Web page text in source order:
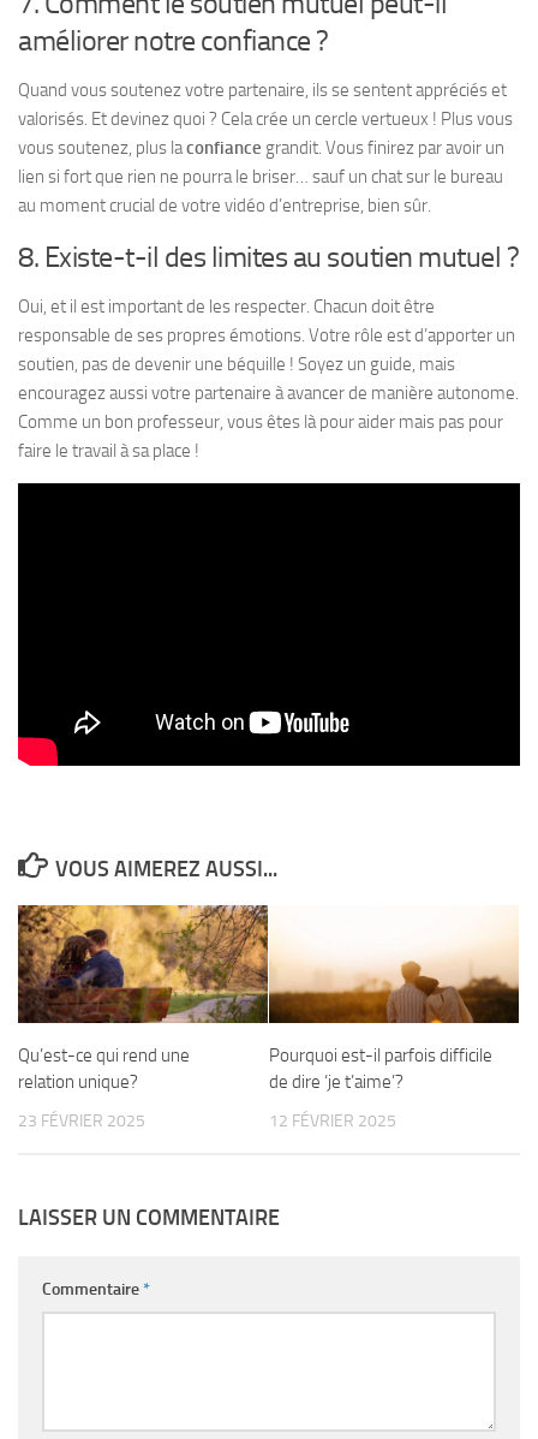
améliorer notre confiance ?
Quand vous soutenez votre partenaire, ils se sentent appréciés et
valorisés. Et devinez quoi ? Cela crée un cercle vertueux ! Plus vous
vous soutenez, plus laconfiance grandit. Vous finirez par avoir un
lien si fort que rien ne pourra le briser… sauf un chat sur le bureau
au moment crucial de votre vidéo d’entreprise, bien sûr.
8. Existe-t-il des limites au soutien mutuel ?
Oui, et il est important de les respecter. Chacun doit être
responsable de ses propres émotions. Votre rôle est d’apporter un
soutien, pas de devenir une béquille ! Soyez un guide, mais
encouragez aussi votre partenaire à avancer de manière autonome.
Comme un bon professeur, vous êtes là pour aider mais pas pour
faire le travail à sa place !
VOUS AIMEREZ AUSSI...
Qu’est-ce qui rend une
relation unique?
23 FÉVRIER 2025
Pourquoi est-il parfois difficile
de dire ‘je t’aime’?
12 FÉVRIER 2025
LAISSER UN COMMENTAIRE
Commentaire*